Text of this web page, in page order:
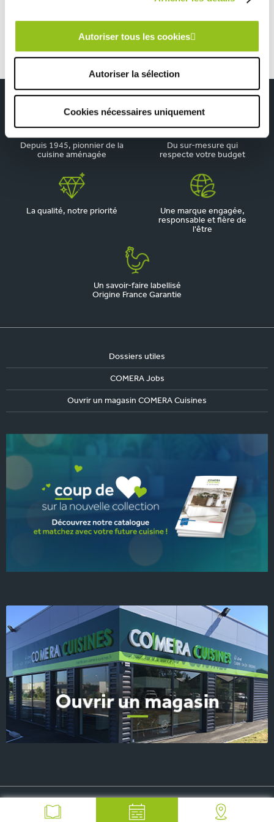
Autoriser tous les cookies
Autoriser la sélection
Cookies nécessaires uniquement
Kitchenette bleu et bois
Depuis 1945, pionnier de la
cuisine aménagée
Du sur-mesure qui
respecte votre budget
La qualité, notre priorité
Une marque engagée,
responsable et fière de
l'être
Un savoir-faire labellisé
Origine France Garantie
Dossiers utiles
COMERA Jobs
Ouvrir un magasin COMERA Cuisines
© 2026 COMERA Cuisines, tous droits réservés Plan du site
-FAQ